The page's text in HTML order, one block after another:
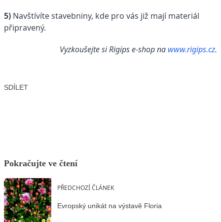
5) Navštívíte stavebniny, kde pro vás již mají materiál
připravený.
Vyzkoušejte si Rigips e-shop na www.rigips.cz.
SDÍLET
Pokračujte ve čtení
PŘEDCHOZÍ ČLÁNEK
Evropský unikát na výstavě Floria